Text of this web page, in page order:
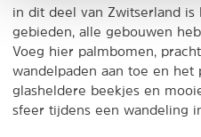
in dit deel van Zwitserland is
gebieden, alle gebouwen
Voeg hier palmbomen,
wandelpaden aan toe en het
glasheldere beekjes en
sfeer tijdens een wandeling